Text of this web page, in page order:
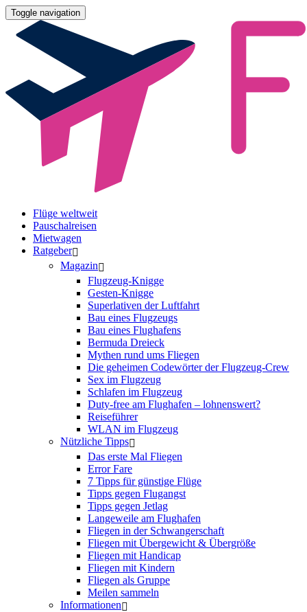
Toggle navigation
Flüge weltweit
Pauschalreisen
Mietwagen
Ratgeber
Magazin
Flugzeug-Knigge
Gesten-Knigge
Superlativen der Luftfahrt
Bau eines Flugzeugs
Bau eines Flughafens
Bermuda Dreieck
Mythen rund ums Fliegen
Die geheimen Codewörter der Flugzeug-Crew
Sex im Flugzeug
Schlafen im Flugzeug
Duty-free am Flughafen – lohnenswert?
Reiseführer
WLAN im Flugzeug
Nützliche Tipps
Das erste Mal Fliegen
Error Fare
7 Tipps für günstige Flüge
Tipps gegen Flugangst
Tipps gegen Jetlag
Langeweile am Flughafen
Fliegen in der Schwangerschaft
Fliegen mit Übergewicht & Übergröße
Fliegen mit Handicap
Fliegen mit Kindern
Fliegen als Gruppe
Meilen sammeln
Informationen